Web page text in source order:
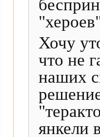
Хочу
что не
наших
янкели